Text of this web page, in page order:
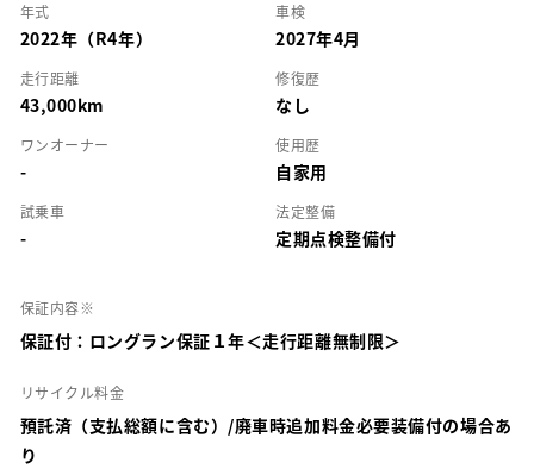
年式
2022年（R4年）
車検
2027年4月
走行距離
43,000km
修復歴
なし
ワンオーナー
-
使用歴
自家用
試乗車
-
法定整備
定期点検整備付
保証内容※
保証付：ロングラン保証１年＜走行距離無制限＞
リサイクル料金
預託済（支払総額に含む）/廃車時追加料金必要装備付の場合あ
り